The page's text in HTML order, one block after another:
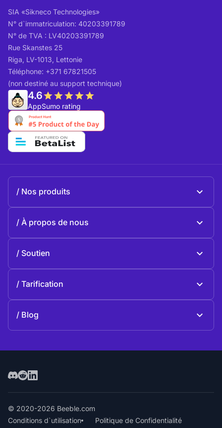
SIA «Sikneco Technologies»
N° d`immatriculation: 40203391789
N° de TVA : LV40203391789
Rue Skanstes 25
Riga, LV-1013, Lettonie
Téléphone: +371 67821505
(non destiné au support technique)
4.6
AppSumo rating
Nos produits
Beeble Mail
À propos de nous
Histoire
Soutien
Contactez-nous
Tarification
Blog
© 2020-2026 Beeble.com
Conditions d`utilisation
Politique de Confidentialité